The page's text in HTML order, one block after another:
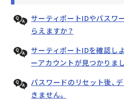
サーティポートIDやパスワ
らえますか？
サーティポートIDを確認し
ーアカウントが見つかりま
パスワードのリセット後、
きません。